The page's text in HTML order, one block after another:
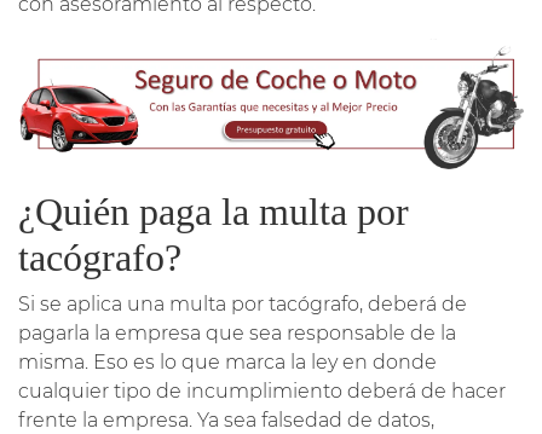
¿Quién paga la multa por
tacógrafo?
Si se aplica una multa por tacógrafo, deberá de
pagarla la empresa que sea responsable de la
misma. Eso es lo que marca la ley en donde
cualquier tipo de incumplimiento deberá de hacer
frente la empresa. Ya sea falsedad de datos,